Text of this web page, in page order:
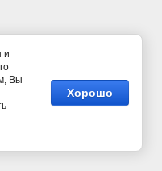
и
Вы
Хорошо